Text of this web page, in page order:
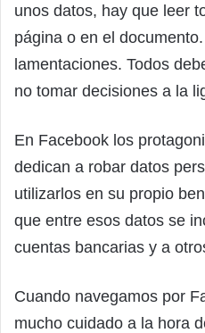
unos datos, hay que leer
página o en el
lamentaciones. Todos
no tomar decisiones a la
En Facebook los
dedican a robar datos
utilizarlos en su propio
que entre esos datos se
cuentas bancarias y a
Cuando navegamos por
mucho cuidado a la hora